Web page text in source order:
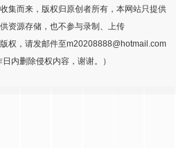
集而来，版权归原创者所有，本网站只提供
资源存储，也不参与录制、上传
权，请发邮件至m20208888@hotmail.com
日内删除侵权内容，谢谢。）